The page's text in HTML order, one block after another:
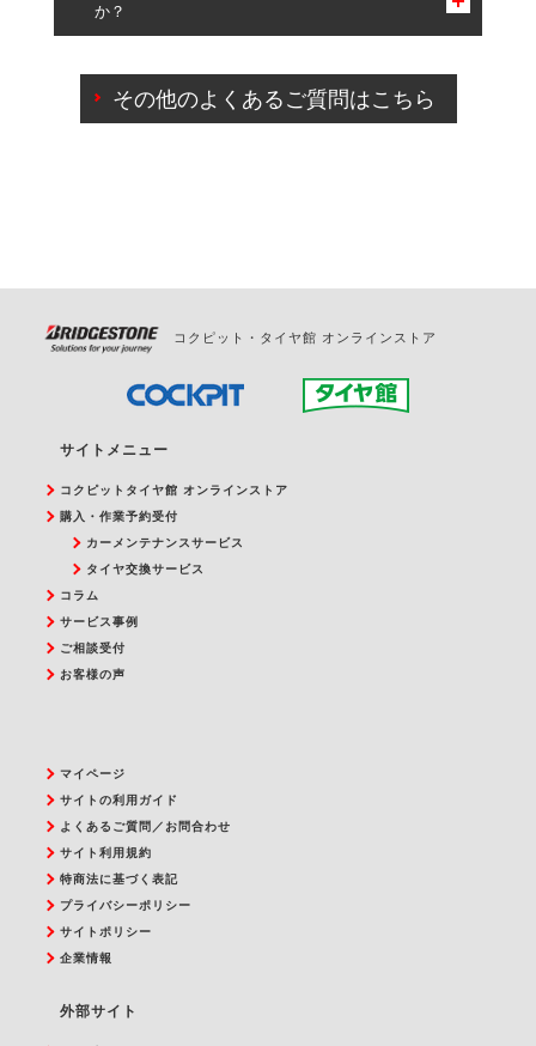
一部の商品・サービスの組み合わせに限り、同時にご予約が
出来ないものもございます。
か？
ご来店予約日の3営業日前を過ぎている場合のご予約
の日時変更につきましては、直接ご予約の店舗まで
その他のよくあるご質問はこちら
コクピット・タイヤ館 オンラインストア
サイトメニュー
コクピットタイヤ館 オンラインストア
購入・作業予約受付
カーメンテナンスサービス
タイヤ交換サービス
コラム
サービス事例
ご相談受付
お客様の声
マイページ
サイトの利用ガイド
よくあるご質問／お問合わせ
サイト利用規約
特商法に基づく表記
プライバシーポリシー
サイトポリシー
企業情報
外部サイト